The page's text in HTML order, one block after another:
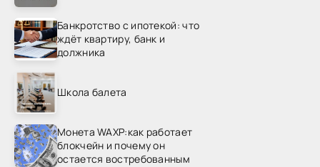
Банкротство с ипотекой: что
ждёт квартиру, банк и
должника
Школа балета
Монета WAXP:как работает
блокчейн и почему он
остается востребованным